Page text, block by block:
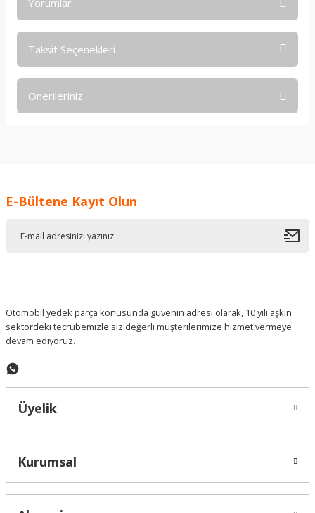
Yorumlar
Taksit Seçenekleri
Önerileriniz
Ürün resmi kalitesiz, bozuk veya görüntülenemiyor.
E-Bültene Kayıt Olun
Otomobil yedek parça konusunda güvenin adresi olarak, 10 yılı aşkın
sektördeki tecrübemizle siz değerli müşterilerimize hizmet vermeye
devam ediyoruz.
Üyelik
Kurumsal